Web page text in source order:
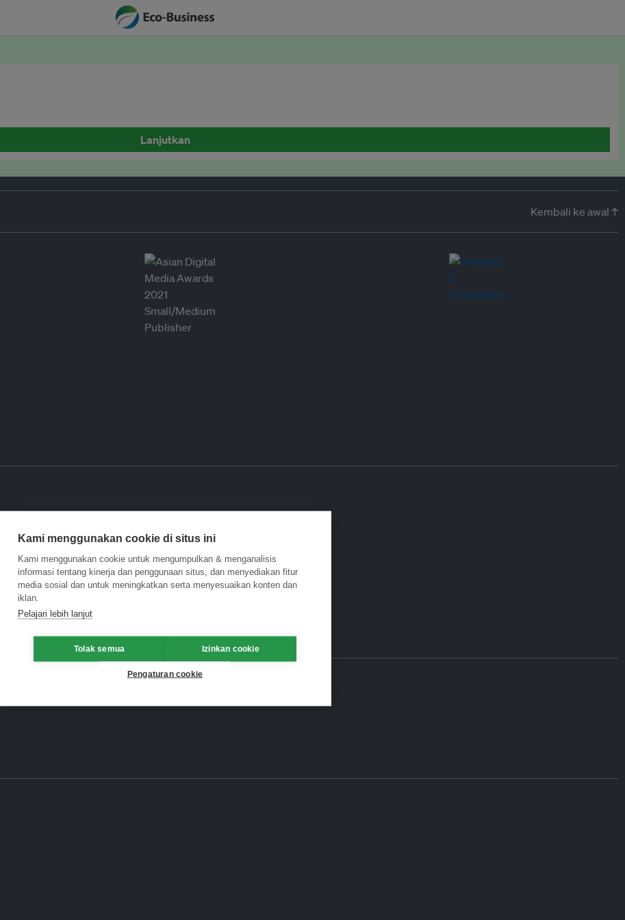
Lanjutkan
Kembali ke awal ↑
Kami menggunakan cookie di situs ini
Kami menggunakan cookie untuk mengumpulkan & menganalisis
informasi tentang kinerja dan penggunaan situs, dan menyediakan fitur
media sosial dan untuk meningkatkan serta menyesuaikan konten dan
iklan.
Pelajari lebih lanjut
Tolak semua Izinkan cookie
Pengaturan cookie